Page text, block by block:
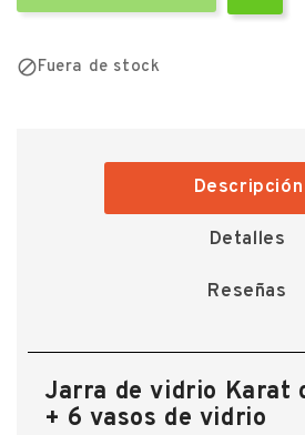
Fuera de stock
Descripción
Detalles
Reseñas
Jarra de vidrio Karat
+ 6 vasos de vidrio